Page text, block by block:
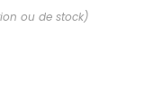
ou de stock)